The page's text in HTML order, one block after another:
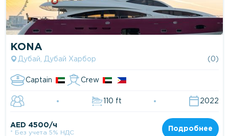
KONA
Дубай, Дубай Харбор (0)
Captain Crew
110 ft 2022
AED 4500/ч
* Без учета 5% НДС
Подробнее